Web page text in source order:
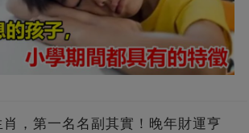
，第一名名副其實！晚年財運亨